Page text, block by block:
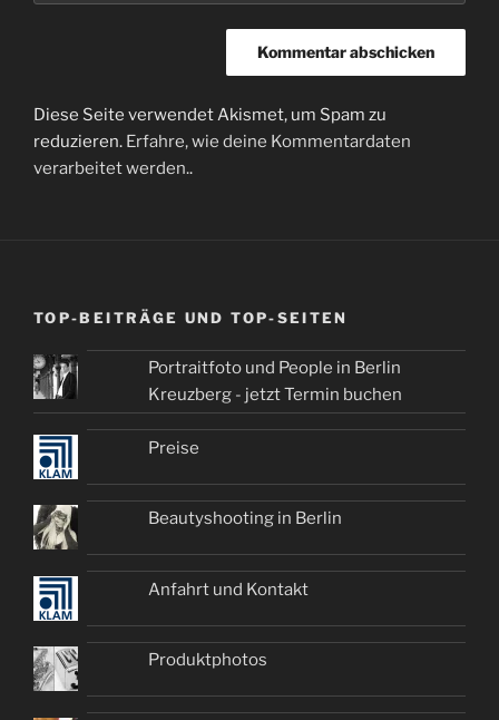
Diese Seite verwendet Akismet, um Spam zu
reduzieren. Erfahre, wie deine Kommentardaten
verarbeitet werden..
TOP-BEITRÄGE UND TOP-SEITEN
Portraitfoto und People in Berlin
Kreuzberg - jetzt Termin buchen
Preise
Beautyshooting in Berlin
Anfahrt und Kontakt
Produktphotos